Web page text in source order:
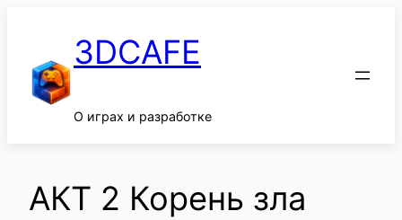
содержимому3DCAFE
О играх и разработке
АКТ 2 Корень зла